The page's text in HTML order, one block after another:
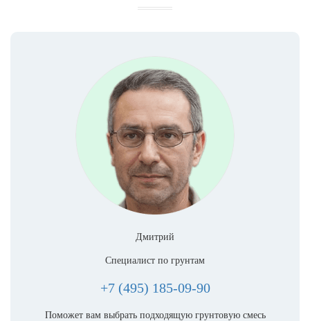
Дмитрий
Специалист по грунтам
+7 (495) 185-09-90
Поможет вам выбрать подходящую грунтовую смесь